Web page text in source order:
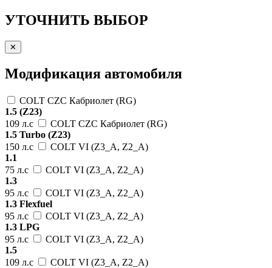
УТОЧНИТЬ ВЫБОР
✕
Модификация автомобиля
COLT CZC Кабриолет (RG)
1.5 (Z23)
109 л.с
COLT CZC Кабриолет (RG)
1.5 Turbo (Z23)
150 л.с
COLT VI (Z3_A, Z2_A)
1.1
75 л.с
COLT VI (Z3_A, Z2_A)
1.3
95 л.с
COLT VI (Z3_A, Z2_A)
1.3 Flexfuel
95 л.с
COLT VI (Z3_A, Z2_A)
1.3 LPG
95 л.с
COLT VI (Z3_A, Z2_A)
1.5
109 л.с
COLT VI (Z3_A, Z2_A)